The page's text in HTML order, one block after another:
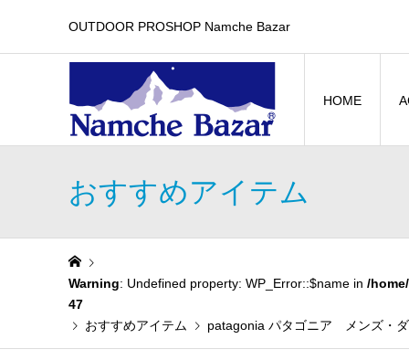
OUTDOOR PROSHOP Namche Bazar
HOME
おすすめアイテム
Warning: Undefined property: WP_Error::$name in /
47
おすすめアイテム
patagonia パタゴニア メンズ・